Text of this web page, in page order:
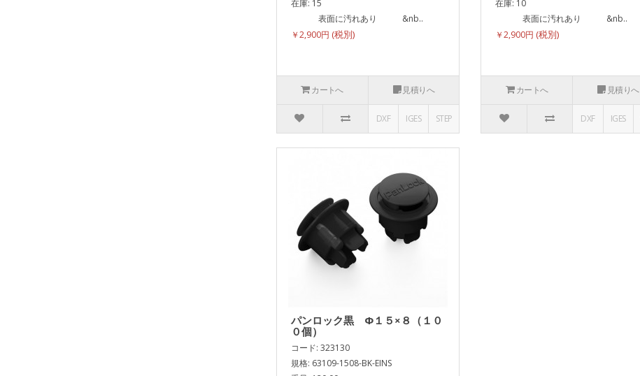
在庫: 15
表面に汚れあり &nb..
￥2,900円
カートへ 見積りへ
DXF IGES STEP
在庫: 10
表面に汚れあり &nb..
￥2,900円
カートへ 見積りへ
DXF IGES
パンロック黒 Φ１５×８（１０
０個）
コード: 323130
規格: 63109-1508-BK-EINS